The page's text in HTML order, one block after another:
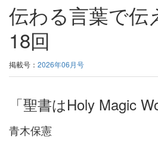
伝わる言葉で伝
18回
掲載号： 2026年06月号
「聖書はHoly Magic
青木保憲